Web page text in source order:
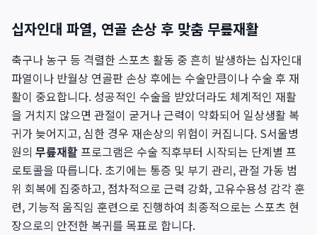
십자인대 파열, 연골 손상 후 맞춤 무릎재활
축구나 농구 등 격렬한 스포츠 활동 중 흔히 발생하는 십자인대
파열이나 반월상 연골판 손상 후에는 수술만큼이나 수술 후 재
활이 중요합니다. 성공적인 수술을 받았더라도 체계적인 재활
을 거치지 않으면 관절이 굳거나 근력이 약화되어 일상생활 복
귀가 늦어지고, 심한 경우 재손상의 위험이 커집니다. S서울병
원의 무릎재활프로그램은 수술 직후부터 시작되는 단계별 프
로토콜을 따릅니다. 초기에는 통증 및 부기 관리, 관절 가동 범
위 회복에 집중하고, 점차적으로 근력 강화, 고유수용성 감각 훈
련, 기능적 움직임 훈련으로 진행하여 최종적으로는 스포츠 현
장으로의 안전한 복귀를 목표로 합니다.